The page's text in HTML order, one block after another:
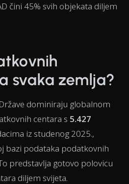
čini 45% svih objekata diljem
svaka zemlja?
dominiraju globalnom
centara s 5.427
iz studenog 2025.,
bazi podataka podatkovnih
predstavlja gotovo polovicu
diljem svijeta.